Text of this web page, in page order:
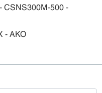
CSNS300M-500 -
- AKO